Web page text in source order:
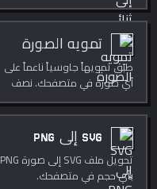
تمويه الصورة
طبّق تمويهاً جاوسياً ناعماً على
أي صورة في متصفحك. نصف
قطر قابل للضبط، معاينة حية،
خاص تماماً.
SVG إلى PNG
تحويل ملف SVG إلى صورة PNG
بأي حجم في متصفحك.